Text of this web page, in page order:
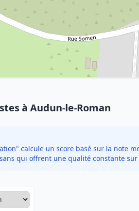
à Audun-le-Roman
calcule un score basé sur la note
qui offrent une qualité constante